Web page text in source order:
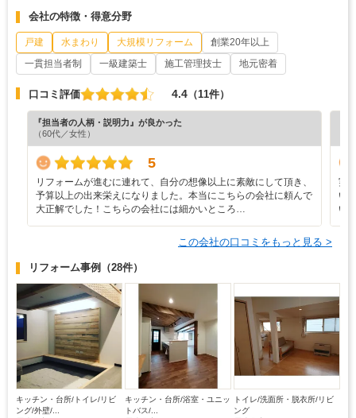
会社の特徴・得意分野
戸建 水まわり 大規模リフォーム
創業20年以上
一貫担当者制
一級建築士 施工管理技士 地元密着
口コミ評価 4.4 （11件）
『担当者の人柄・説明力』が良かった
（60代／女性）
5
リフォームが進むに連れて、自分の想像以上に素敵にして頂き、
予算以上の出来栄えになりました。本当にこちらの会社に頼んで
大正解でした！こちらの会社には細かいところ…
実
い
い
この会社の口コミをもっと見る >
リフォーム事例 （28件）
キッチン・台所/トイレ/リビ
ング/外壁/...
キッチン・台所/浴室・ユニッ
トバス/...
トイレ/洗面所・脱衣所/リビ
ング